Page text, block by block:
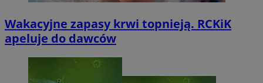
Wakacyjne zapasy krwi topnieją. RCKiK
apeluje do dawców